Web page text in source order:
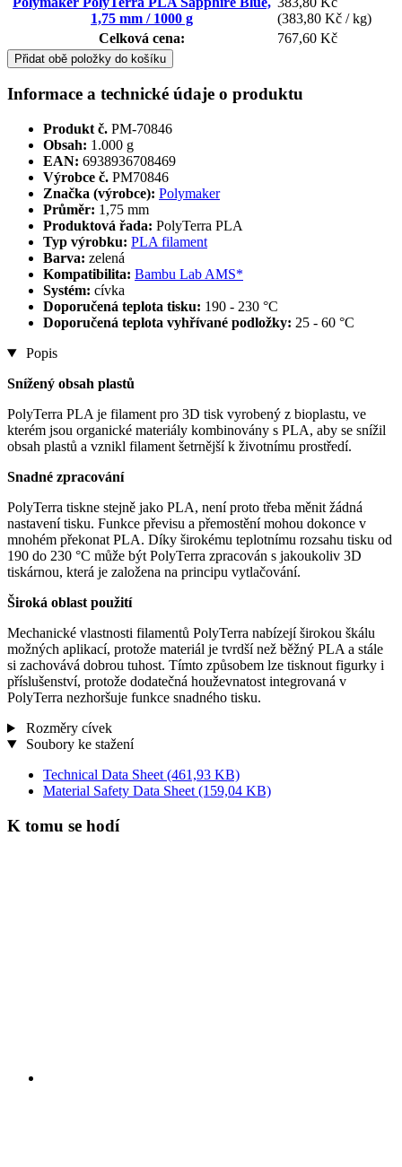
1,75 mm / 1000 g
(383,80 Kč / kg)
Celková cena:
767,60 Kč
Přidat obě položky do košíku
Informace a technické údaje o produktu
Produkt č. PM-70846
Obsah: 1.000 g
EAN: 6938936708469
Výrobce č. PM70846
Značka (výrobce): Polymaker
Průměr: 1,75 mm
Produktová řada: PolyTerra PLA
Typ výrobku: PLA filament
Barva: zelená
Kompatibilita: Bambu Lab AMS*
Systém: cívka
Doporučená teplota tisku: 190 - 230 °C
Doporučená teplota vyhřívané podložky: 25 - 60 °C
Popis
Snížený obsah plastů
PolyTerra PLA je filament pro 3D tisk vyrobený z bioplastu, ve
kterém jsou organické materiály kombinovány s PLA, aby se snížil
obsah plastů a vznikl filament šetrnější k životnímu prostředí.
Snadné zpracování
PolyTerra tiskne stejně jako PLA, není proto třeba měnit žádná
nastavení tisku. Funkce převisu a přemostění mohou dokonce v
mnohém překonat PLA. Díky širokému teplotnímu rozsahu tisku od
190 do 230 °C může být PolyTerra zpracován s jakoukoliv 3D
tiskárnou, která je založena na principu vytlačování.
Široká oblast použití
Mechanické vlastnosti filamentů PolyTerra nabízejí širokou škálu
možných aplikací, protože materiál je tvrdší než běžný PLA a stále
si zachovává dobrou tuhost. Tímto způsobem lze tisknout figurky i
příslušenství, protože dodatečná houževnatost integrovaná v
PolyTerra nezhoršuje funkce snadného tisku.
Rozměry cívek
Soubory ke stažení
Technical Data Sheet (461,93 KB)
Material Safety Data Sheet (159,04 KB)
K tomu se hodí